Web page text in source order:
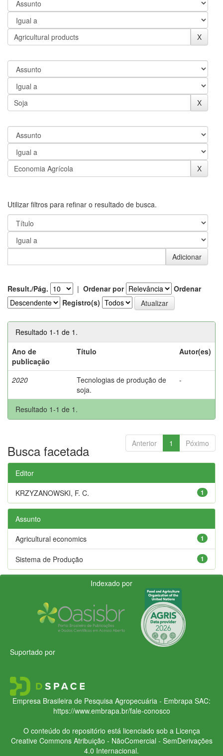
Utilizar filtros para refinar o resultado de busca.
Result./Pág. | Ordenar por
Ordenar
Registro(s)
Resultado 1-1 de 1.
Ano de
publicação
Título Autor(es)
2020
Tecnologias de produção de
soja.
-
Resultado 1-1 de 1.
Anterior 1 Póximo
Busca facetada
Editor
1
KRZYZANOWSKI, F. C.
Assunto
1
Agricultural economics
1
Sistema de Produção
Indexado por
Suportado por
Empresa Brasileira de Pesquisa Agropecuária - Embrapa SAC:
https://www.embrapa.br/fale-conosco
O conteúdo do repositório está licenciado sob a Licença
Creative CommonsAtribuição - NãoComercial - SemDerivações
4.0 Internacional.